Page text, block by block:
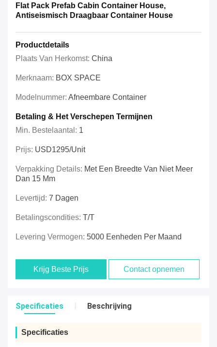
Flat Pack Prefab Cabin Container House,
Antiseismisch Draagbaar Container House
Productdetails
Plaats Van Herkomst: China
Merknaam: BOX SPACE
Modelnummer: Afneembare Container
Betaling & Het Verschepen Termijnen
Min. Bestelaantal: 1
Prijs: USD1295/unit
Verpakking Details: Met Een Breedte Van Niet Meer
Dan 15 Mm
Levertijd: 7 Dagen
Betalingscondities: T/T
Levering Vermogen: 5000 Eenheden Per Maand
Krijg Beste Prijs Contact opnemen
Specificaties Beschrijving
Specificaties